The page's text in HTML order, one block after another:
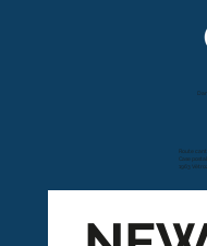
Route
Case
1963 Vétroz